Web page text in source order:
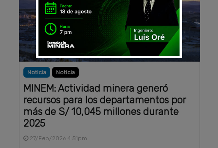
Noticia Noticia
MINEM: Actividad minera generó
recursos para los departamentos por
más de S/ 10,045 millones durante
2025
27/Feb/2026 4:51pm